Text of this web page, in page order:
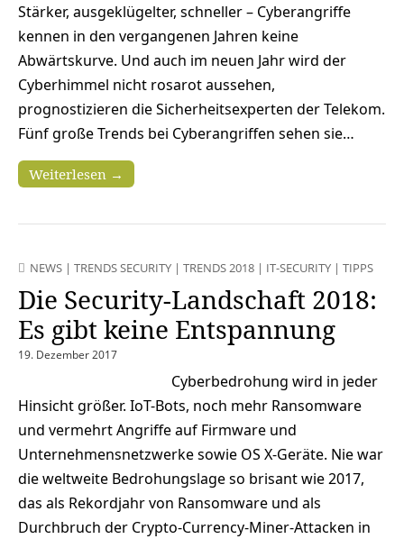
Stärker, ausgeklügelter, schneller – Cyberangriffe
kennen in den vergangenen Jahren keine
Abwärtskurve. Und auch im neuen Jahr wird der
Cyberhimmel nicht rosarot aussehen,
prognostizieren die Sicherheitsexperten der Telekom.
Fünf große Trends bei Cyberangriffen sehen sie…
Weiterlesen →
NEWS | TRENDS SECURITY | TRENDS 2018 | IT-SECURITY | TIPPS
Die Security-Landschaft 2018:
Es gibt keine Entspannung
19. Dezember 2017
Cyberbedrohung wird in jeder
Hinsicht größer. IoT-Bots, noch mehr Ransomware
und vermehrt Angriffe auf Firmware und
Unternehmensnetzwerke sowie OS X-Geräte. Nie war
die weltweite Bedrohungslage so brisant wie 2017,
das als Rekordjahr von Ransomware und als
Durchbruch der Crypto-Currency-Miner-Attacken in